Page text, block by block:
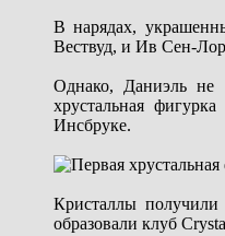
В нарядах,
Вествуд, и Ив Сен-
Однако, Даниэль не
хрустальная
Инсбруке.
Кристаллы
образовали клуб